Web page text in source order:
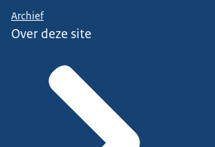
Archief
Over deze site